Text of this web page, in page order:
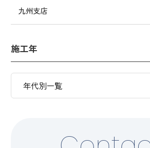
九州支店
施工年